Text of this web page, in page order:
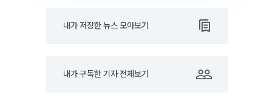
내가 저장한 뉴스 모아보기
내가 구독한 기자 전체보기